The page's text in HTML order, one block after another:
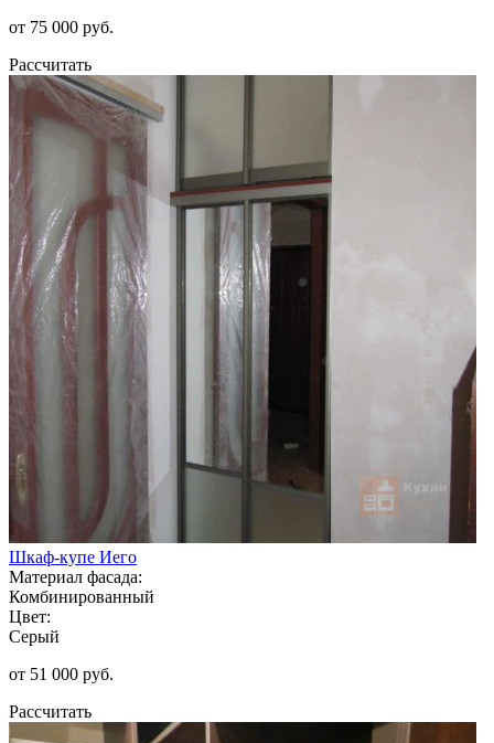
от 75 000 руб.
Рассчитать
Шкаф-купе Иего
Материал фасада:
Комбинированный
Цвет:
Серый
от 51 000 руб.
Рассчитать